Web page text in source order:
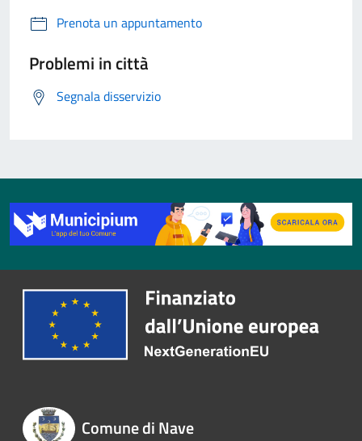
Prenota un appuntamento
Problemi in città
Segnala disservizio
Comune di Nave